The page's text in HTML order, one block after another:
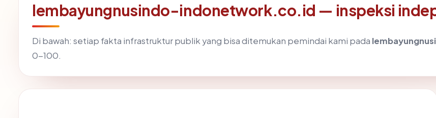
lembayungnusindo-indonetwork.co.id — inspeksi
Di bawah: setiap fakta infrastruktur publik yang bisa ditemukan pemindai kami pada
0-100.